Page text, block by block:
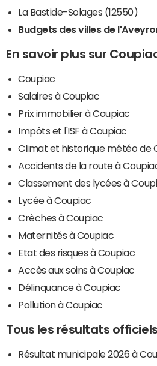
La Bastide-Solages (12550)
Budgets des villes de
En savoir plus sur
Coupiac
Salaires à Coupiac
Prix immobilier à Coupiac
Impôts et l'ISF à Coupiac
Climat et historique météo de
Accidents de la route à
Classement des lycées à
Lycée à Coupiac
Crèches à Coupiac
Maternités à Coupiac
Etat des risques à Coupiac
Accès aux soins à Coupiac
Délinquance à Coupiac
Pollution à Coupiac
Tous les résultats
Résultat municipale 2026 à